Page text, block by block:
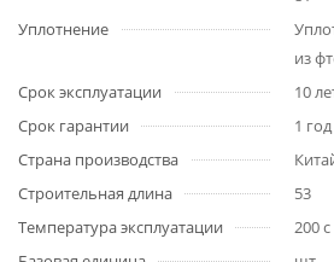
Уплотнение
из
Срок эксплуатации
10
Срок гарантии
1 год
Страна производства
Строительная длина
53
Температура эксплуатации
200 с